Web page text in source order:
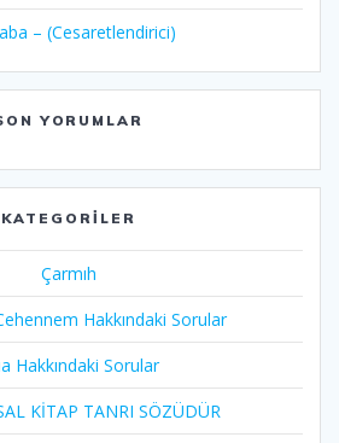
– (Cesaretlendirici)
YORUMLAR
KATEGORILER
Çarmıh​
Hakkındaki Sorular
Hakkındaki Sorular
KİTAP TANRI SÖZÜDÜR